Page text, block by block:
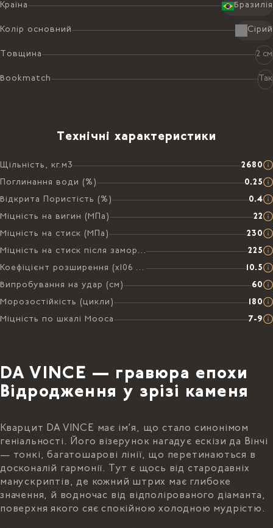
Країна Бразилія
Колір основний Сірий
Товщина 2 см
Bookmatch Так
Технічні характеристики
Щільність, кг.м3
2680
Поглинання води (%)
0.25
Відкрита Пористість (%)
0.4
Міцність на вигин (МПа)
22
Міцність на стиск (МПа)
230
Міцність на стиск після заморожування (МПа)
225
Коефіцієнт розширення (х106 на °C)
10.5
Випробування на удар (см)
60
Морозостійкість (цикли)
180
Міцність по шкалі Мооса
7-9
DA VINCE — гравюра епохи
Відродження у зрізі каменя
Кварцит DA VINCE має ім’я, що стало синонімом
геніальності. Його візерунок нагадує ескізи да Вінчі
— тонкі, багатошарові лінії, що перетинаються в
досконалій гармонії. Тут є щось від стародавніх
манускриптів, де кожний штрих має глибоке
значення, й водночас від відполірованого діаманта,
поверхня якого сяє спокійною холодною мудрістю.